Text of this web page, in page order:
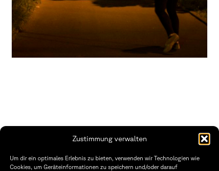
Zustimmung verwalten
Um dir ein optimales Erlebnis zu bieten, verwenden wir Technologien wie
Cookies, um Geräteinformationen zu speichern und/oder darauf
THWS | Fakultät Gestaltung Würzburg
Technische Hochschule
Öffnungszeiten Dekanat